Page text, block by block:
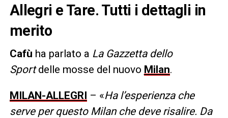
Allegri e Tare. Tutti i dettagli in
merito
Cafù ha parlato a La Gazzetta dello
Sportdelle mosse del nuovo Milan.
MILAN-ALLEGRI – «Ha l’esperienza che
serve per questo Milan che deve risalire. Da